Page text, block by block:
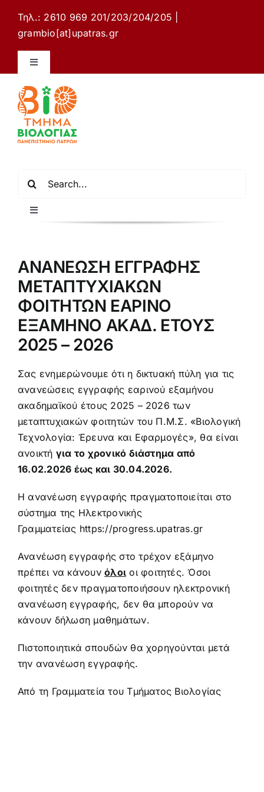
περιεχόμενο
Τηλ.: 2610 969 201/203/204/205 |
grambio[at]upatras.gr
Toggle
Ιστότοπος Τμήματος Βιολογίας
Επικοινωνία
Toggle
Navigation
Προκήρυξη – αίτηση
Κανονισμός σπουδών
Πολιτική ποιότητας
Ανακοινώσεις
ΑΝΑΝΕΩΣΗ ΕΓΓΡΑΦΗΣ
ΜΕΤΑΠΤΥΧΙΑΚΩΝ
ΦΟΙΤΗΤΩΝ ΕΑΡΙΝΟ
ΕΞΑΜΗΝΟ ΑΚΑΔ. ΕΤΟΥΣ
2025 – 2026
Σας ενημερώνουμε ότι η δικτυακή πύλη για τις
ανανεώσεις εγγραφής εαρινού εξαμήνου
ακαδημαϊκού έτους 2025 – 2026 των
μεταπτυχιακών φοιτητών του Π.Μ.Σ. «Βιολογική
Τεχνολογία: Έρευνα και Εφαρμογές», θα είναι
ανοικτή για το χρονικό διάστημα από
16.02.2026 έως και 30.04.2026.
Η ανανέωση εγγραφής πραγματοποιείται στο
σύστημα της Ηλεκτρονικής
Γραμματείας https://progress.upatras.gr
Ανανέωση εγγραφής στο τρέχον εξάμηνο
πρέπει να κάνουνόλοι οι φοιτητές. Όσοι
φοιτητές δεν πραγματοποιήσουν ηλεκτρονική
ανανέωση εγγραφής, δεν θα μπορούν να
κάνουν δήλωση μαθημάτων.
Πιστοποιητικά σπουδών θα χορηγούνται μετά
την ανανέωση εγγραφής.
Από τη Γραμματεία του Τμήματος Βιολογίας